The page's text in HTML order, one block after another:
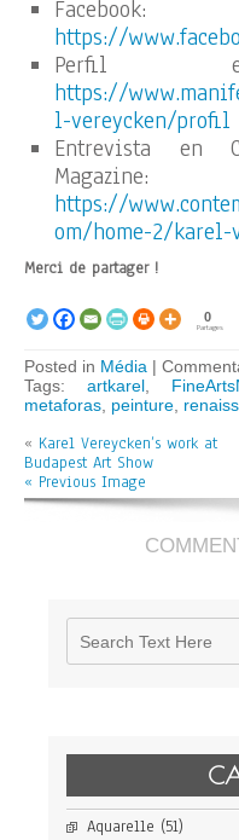
Facebook:
https://
Perfil en
https://
l-vereycken/profil
Entrevista en
Magazine:
https://
om/home-2/
Merci de partager !
0
Partages
Posted in Média |
Tags: artkarel,
metaforas, peinture,
« Karel Vereycken’s work at
Budapest Art Show
« Previous Image
Aquarelle (51)